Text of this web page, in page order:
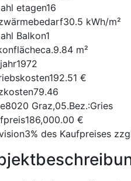
etagen16
30.5 kWh/m²
Balkon1
ca.9.84 m²
1972
192.51 €
79.46
8020 Graz,05.Bez.:Gries
186,000.00 €
3% des Kaufpreises